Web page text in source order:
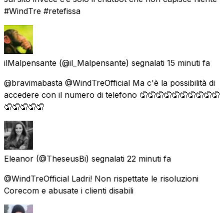
#WindTre #retefissa
ilMalpensante (@il_Malpensante) segnalati 15 minuti fa
@bravimabasta @WindTreOfficial Ma c'è la possibilità di
accedere con il numero di telefono 🤦🤦🤦🤦🤦🤦🤦🤦🤦🤦
🤦🤦🤦🤦🤦
Eleanor (@TheseusBi) segnalati 22 minuti fa
@WindTreOfficial Ladri! Non rispettate le risoluzioni
Corecom e abusate i clienti disabili